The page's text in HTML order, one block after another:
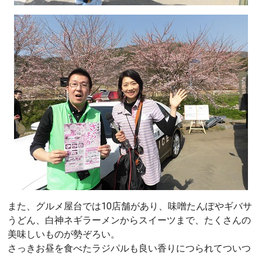
また、グルメ屋台では10店舗があり、味噌たんぽやギバサ
うどん、白神ネギラーメンからスイーツまで、たくさんの
美味しいものが勢ぞろい。
さっきお昼を食べたラジパルも良い香りにつられてついつ